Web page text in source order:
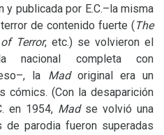
y publicada por E.C.–la misma
de contenido fuerte (The
Terror, etc.) se volvieron el
nacional completa con
la Madoriginal era un
cómics. (Con la desaparición
en 1954, Madse volvió una
parodia fueron superadas